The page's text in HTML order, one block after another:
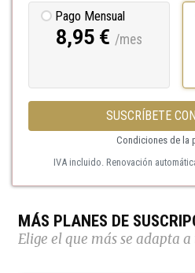
Pago Mensual
8,95 € /mes
SUSCRÍBETE
Condiciones de la
IVA incluido. Renovación
MÁS PLANES DE
Elige el que más se adapta